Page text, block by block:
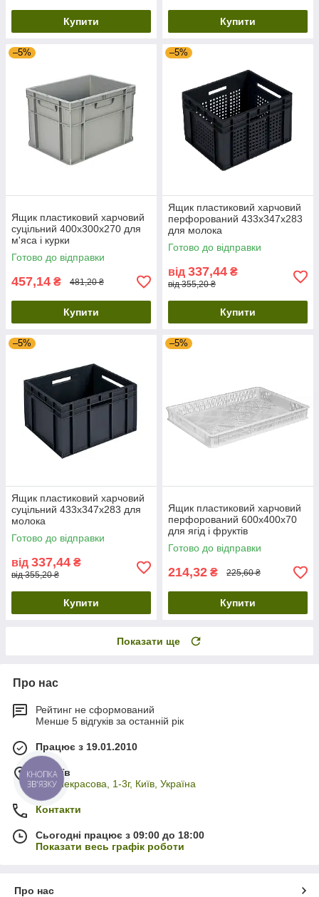
Купити Купити
–5%
Ящик пластиковий харчовий
суцільний 400х300х270 для
м'яса і курки
Готово до відправки
457,14 ₴ 481,20 ₴
Купити
–5%
Ящик пластиковий харчовий
перфорований 433х347х283
для молока
Готово до відправки
від 337,44 ₴
від 355,20 ₴
Купити
–5%
Ящик пластиковий харчовий
суцільний 433х347х283 для
молока
Готово до відправки
від 337,44 ₴
від 355,20 ₴
Купити
–5%
Ящик пластиковий харчовий
перфорований 600х400х70
для ягід і фруктів
Готово до відправки
214,32 ₴ 225,60 ₴
Купити
Показати ще
Про нас
Рейтинг не сформований
Менше 5 відгуків за останній рік
Працює з 19.01.2010
м. Київ
вул. Некрасова, 1-3г, Київ, Україна
Контакти
Сьогодні працює з 09:00 до 18:00
Показати весь графік роботи
Про нас
КНОПКА
ЗВ'ЯЗКУ